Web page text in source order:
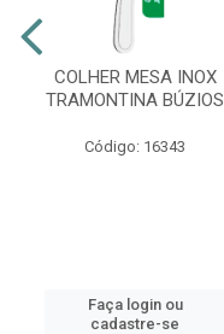
COLHER MESA INOX
TRAMONTINA BÚZIOS
Código: 16343
Faça login ou
cadastre-se